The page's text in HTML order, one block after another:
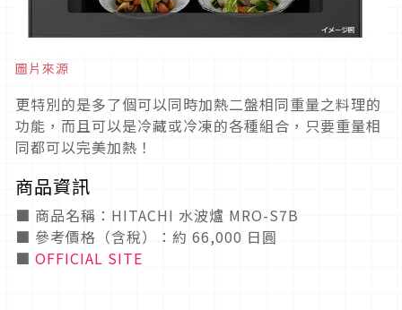
圖片來源
更特別的是多了個可以同時加熱二盤相同重量之料理的
功能，而且可以是冷藏或冷凍的各種組合，只要重量相
同都可以完美加熱！
商品資訊
■ 商品名稱：HITACHI 水波爐 MRO-S7B
■ 參考價格（含稅）：約 66,000 日圓
■ OFFICIAL SITE